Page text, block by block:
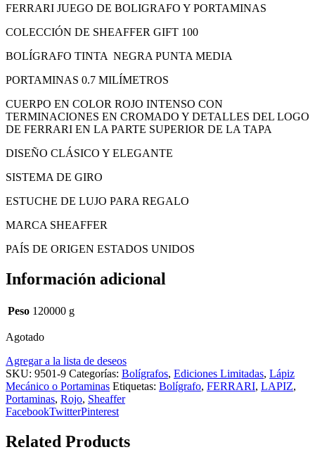
FERRARI JUEGO DE BOLIGRAFO Y PORTAMINAS
COLECCIÓN DE SHEAFFER GIFT 100
BOLÍGRAFO TINTA NEGRA PUNTA MEDIA
PORTAMINAS 0.7 MILÍMETROS
CUERPO EN COLOR ROJO INTENSO CON
TERMINACIONES EN CROMADO Y DETALLES DEL LOGO
DE FERRARI EN LA PARTE SUPERIOR DE LA TAPA
DISEÑO CLÁSICO Y ELEGANTE
SISTEMA DE GIRO
ESTUCHE DE LUJO PARA REGALO
MARCA SHEAFFER
PAÍS DE ORIGEN ESTADOS UNIDOS
Información adicional
Peso 120000 g
Agotado
Agregar a la lista de deseos
SKU: 9501-9 Categorías: Bolígrafos, Ediciones Limitadas, Lápiz
Mecánico o Portaminas Etiquetas: Bolígrafo, FERRARI, LAPIZ,
Portaminas, Rojo, Sheaffer
FacebookTwitterPinterest
Related Products